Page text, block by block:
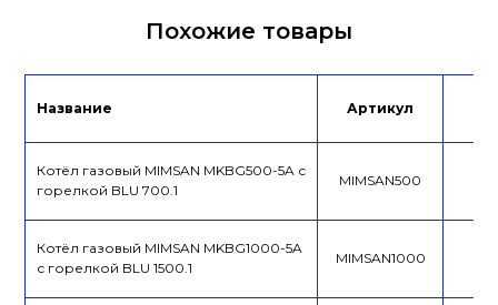
Декларация
Паспорт
Инструкция
Похожие товары
Название Артикул
Котёл газовый MIMSAN MKBG500-5A с
горелкой BLU 700.1
MIMSAN500
Котёл газовый MIMSAN MKBG1000-5A
с горелкой BLU 1500.1
MIMSAN1000